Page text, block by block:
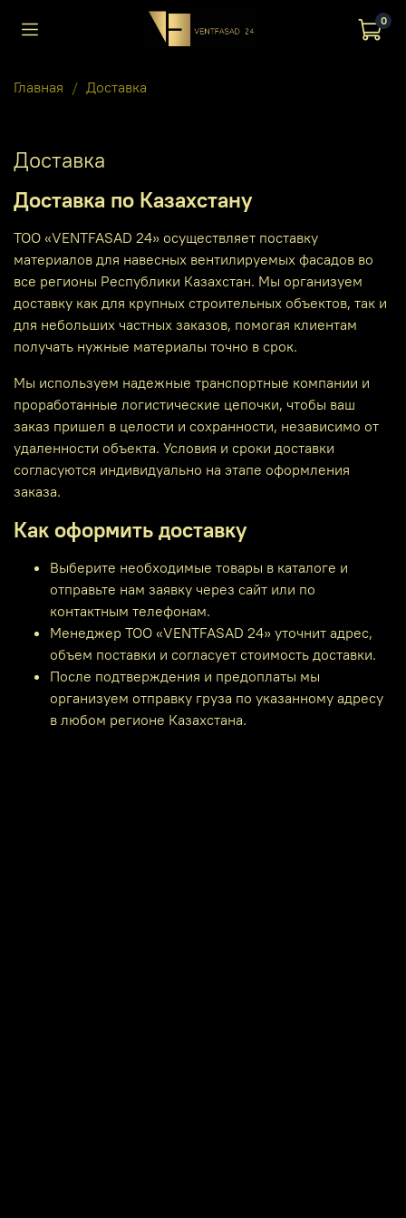
0
Главная Доставка
Доставка
Доставка по Казахстану
ТОО «VENTFASAD 24» осуществляет поставку
материалов для навесных вентилируемых фасадов во
все регионы Республики Казахстан. Мы организуем
доставку как для крупных строительных объектов, так и
для небольших частных заказов, помогая клиентам
получать нужные материалы точно в срок.
Мы используем надежные транспортные компании и
проработанные логистические цепочки, чтобы ваш
заказ пришел в целости и сохранности, независимо от
удаленности объекта. Условия и сроки доставки
согласуются индивидуально на этапе оформления
заказа.
Как оформить доставку
Выберите необходимые товары в каталоге и
отправьте нам заявку через сайт или по
контактным телефонам.
Менеджер ТОО «VENTFASAD 24» уточнит адрес,
объем поставки и согласует стоимость доставки.
После подтверждения и предоплаты мы
организуем отправку груза по указанному адресу
в любом регионе Казахстана.